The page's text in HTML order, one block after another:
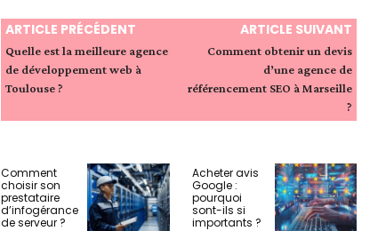
ARTICLE PRÉCÉDENT
Quelle est la meilleure agence
de développement web à
Toulouse ?
ARTICLE SUIVANT
Comment obtenir un devis
d’une agence de
référencement SEO à Marseille
?
Comment
choisir son
prestataire
d’infogérance
de serveur ?
Acheter avis
Google :
pourquoi
sont-ils si
importants ?